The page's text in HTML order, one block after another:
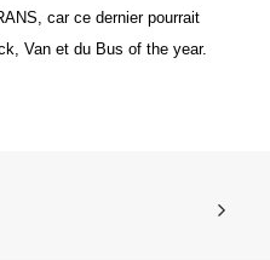
car ce dernier pourrait
Van et du Bus of the year.